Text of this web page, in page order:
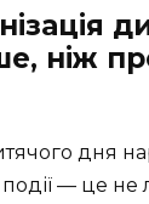
ніж
дня
події — це